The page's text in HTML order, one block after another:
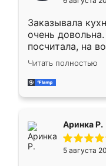
мебели буду
Заказывала
очень
посчитала, на
Замерщик
делу со всей
за день, ребята
Читать полностью
Аринка Р.
5 августа